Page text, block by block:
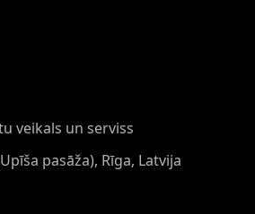
veikals un serviss
pasāža), Rīga, Latvija